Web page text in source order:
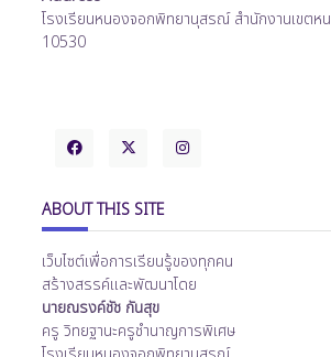
โรงเรียนหนองจอกพิทยานุสรณ์ สำนักงานเขตห
10530
ABOUT THIS SITE
เว็บไซต์เพื่อการเรียนรู้ของทุกคน
สร้างสรรค์และพัฒนาโดย
นายณรงค์ชัช กันสุข
ครู วิทยฐานะครูชำนาญการพิเศษ